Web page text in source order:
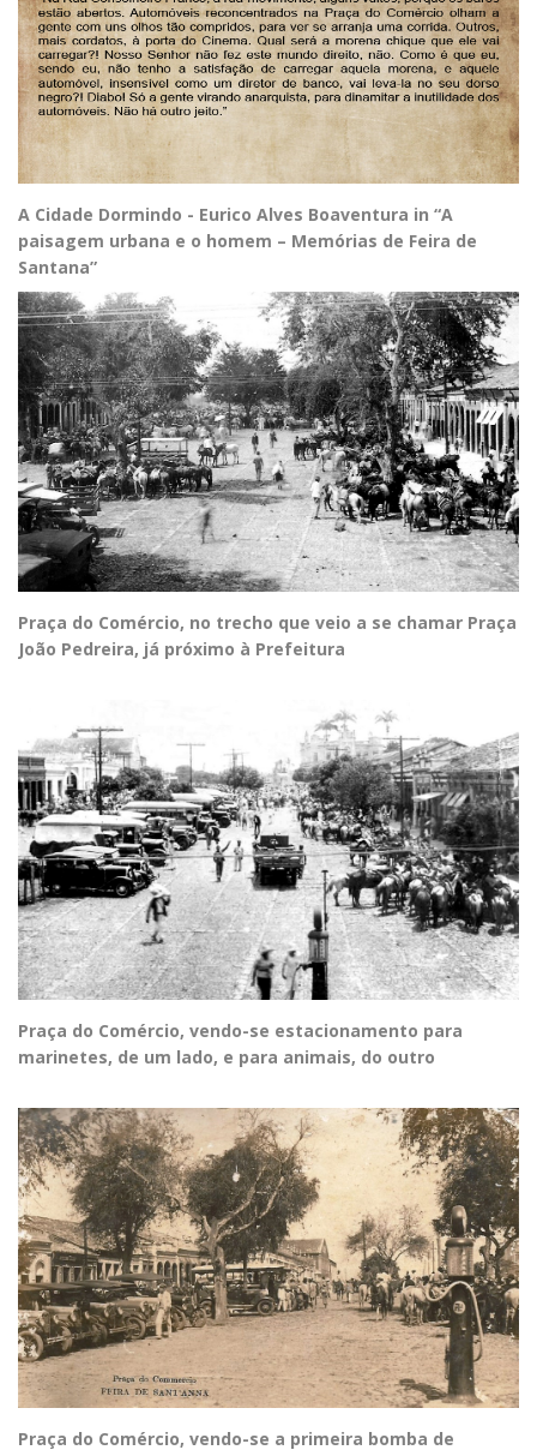
A Cidade Dormindo - Eurico Alves Boaventura in “A
paisagem urbana e o homem – Memórias de Feira de
Santana”
Praça do Comércio, no trecho que veio a se chamar Praça
João Pedreira, já próximo à Prefeitura
Praça do Comércio, vendo-se estacionamento para
marinetes, de um lado, e para animais, do outro
Praça do Comércio, vendo-se a primeira bomba de